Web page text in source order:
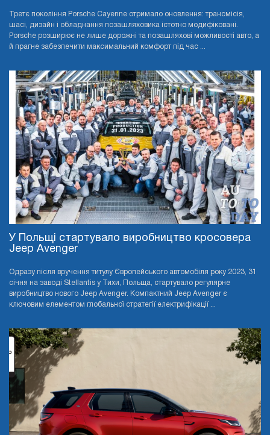
Третє покоління Porsche Cayenne отримало оновлення: трансмісія,
шасі, дизайн і обладнання позашляховика істотно модифіковані.
Porsche розширює не лише дорожні та позашляхові можливості авто, а
й прагне забезпечити максимальний комфорт під час ...
У Польщі стартувало виробництво кросовера
Jeep Avenger
Одразу після вручення титулу Європейського автомобіля року 2023, 31
січня на заводі Stellantis у Тихи, Польща, стартувало регулярне
виробництво нового Jeep Avenger. Компактний Jeep Avenger є
ключовим елементом глобальної стратегії електрифікації ...